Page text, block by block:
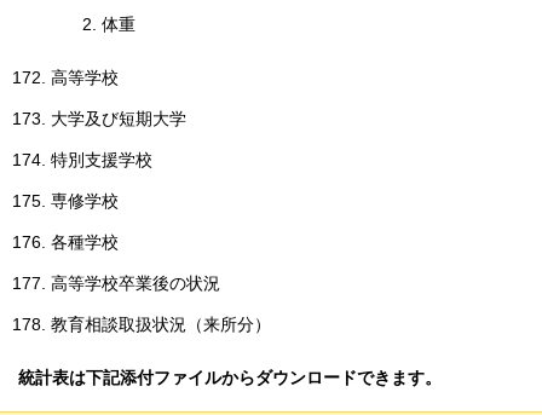
体重
高等学校
大学及び短期大学
特別支援学校
専修学校
各種学校
高等学校卒業後の状況
教育相談取扱状況（来所分）
統計表は下記添付ファイルからダウンロードできます。